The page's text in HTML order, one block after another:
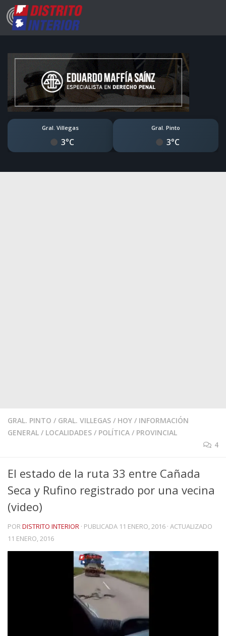
Gral. Villegas
3°C
Gral. Pinto
3°C
GRAL. PINTO / GRAL. VILLEGAS / HOY / INFORMACIÓN
GENERAL / LOCALIDADES / POLÍTICA / PROVINCIAL
4
El estado de la ruta 33 entre Cañada
Seca y Rufino registrado por una vecina
(video)
PORDISTRITO INTERIOR · PUBLICADA 11 ENERO, 2016 · ACTUALIZADO
11 ENERO, 2016